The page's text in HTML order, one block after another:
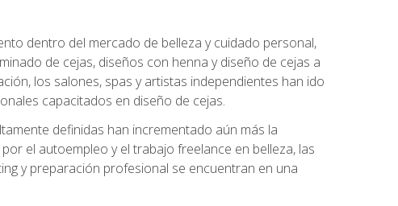
dentro del mercado de belleza y cuidado personal,
de cejas, diseños con henna y diseño de cejas a
los salones, spas y artistas independientes han ido
capacitados en diseño de cejas.
definidas han incrementado aún más la
el autoempleo y el trabajo freelance en belleza, las
y preparación profesional se encuentran en una